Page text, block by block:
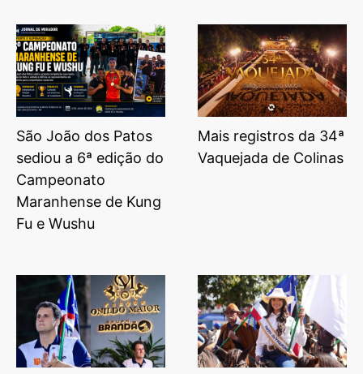
São João dos Patos
sediou a 6ª edição do
Campeonato
Maranhense de Kung
Fu e Wushu
Mais registros da 34ª
Vaquejada de Colinas